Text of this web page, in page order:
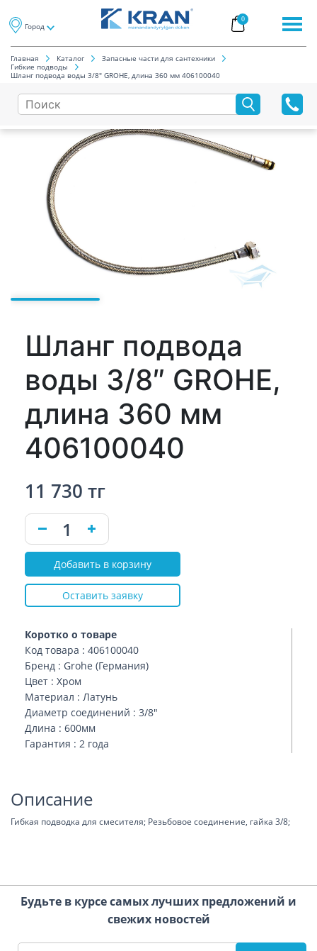
Город
0
Главная Каталог
Запасные части для сантехники
Гибкие подводы
Шланг подвода воды 3/8″ GROHE, длина 360 мм 406100040
Шланг подвода
воды 3/8″ GROHE,
длина 360 мм
406100040
Коротко о товаре
Код товара : 406100040
Бренд : Grohe (Германия)
Цвет : Хром
Материал : Латунь
Диаметр соединений : 3/8″
Длина : 600мм
Гарантия : 2 года
11 730 тг
Добавить в корзину
Оставить заявку
Описание
Гибкая подводка для смесителя; Резьбовое соединение, гайка 3/8;
Будьте в курсе самых лучших предложений и
свежих новостей